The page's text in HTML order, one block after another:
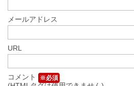
メールアドレス
URL
コメント ※必須